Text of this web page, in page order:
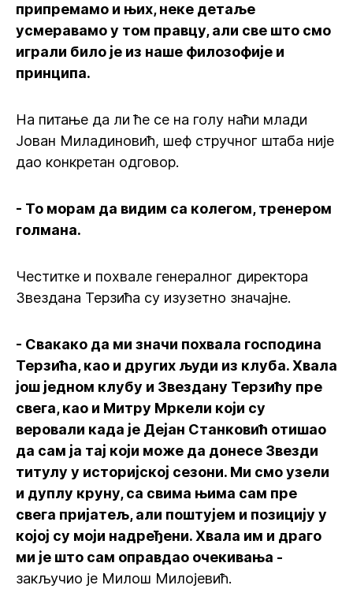
припремамо и њих, неке детаље
усмеравамо у том правцу, али све што смо
играли било је из наше филозофије и
принципа.
На питање да ли ће се на голу наћи млади
Јован Миладиновић, шеф стручног штаба није
дао конкретан одговор.
- То морам да видим са колегом, тренером
голмана.
Честитке и похвале генералног директора
Звездана Терзића су изузетно значајне.
- Свакако да ми значи похвала господина
Терзића, као и других људи из клуба. Хвала
још једном клубу и Звездану Терзићу пре
свега, као и Митру Мркели који су
веровали када је Дејан Станковић отишао
да сам ја тај који може да донесе Звезди
титулу у историјској сезони. Ми смо узели
и дуплу круну, са свима њима сам пре
свега пријатељ, али поштујем и позицију у
којој су моји надређени. Хвала им и драго
ми је што сам оправдао очекивања -
закључио је Милош Милојевић.